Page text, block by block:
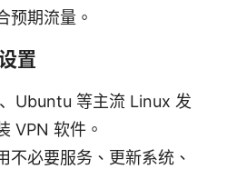
预期流量。
置
Ubuntu 等主流 Linux 发
VPN 软件。
不必要服务、更新系统、